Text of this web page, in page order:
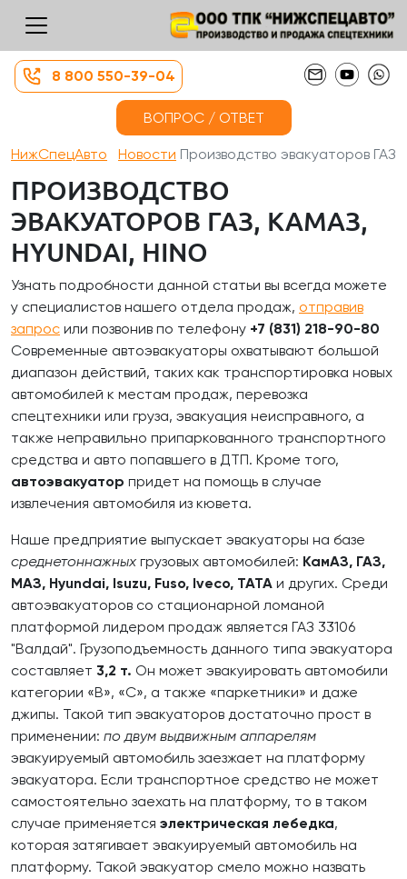
8 800 550-39-04
ВОПРОС / ОТВЕТ
НижСпецАвто Новости Производство эвакуаторов ГАЗ, ...
ПРОИЗВОДСТВО
ЭВАКУАТОРОВ ГАЗ, КАМАЗ,
HYUNDAI, HINO
Узнать подробности данной статьи вы всегда можете
у специалистов нашего отдела продаж, отправив
запрос или позвонив по телефону +7 (831) 218-90-80
Современные автоэвакуаторы охватывают большой
диапазон действий, таких как транспортировка новых
автомобилей к местам продаж, перевозка
спецтехники или груза, эвакуация неисправного, а
также неправильно припаркованного транспортного
средства и авто попавшего в ДТП. Кроме того,
автоэвакуатор придет на помощь в случае
извлечения автомобиля из кювета.
Наше предприятие выпускает эвакуаторы на базе
среднетоннажных грузовых автомобилей: КамАЗ, ГАЗ,
МАЗ, Hyundai, Isuzu, Fuso, Iveco, ТАТА и других. Среди
автоэвакуаторов со стационарной ломаной
платформой лидером продаж является ГАЗ 33106
"Валдай". Грузоподъемность данного типа эвакуатора
составляет 3,2 т. Он может эвакуировать автомобили
категории «В», «С», а также «паркетники» и даже
джипы. Такой тип эвакуаторов достаточно прост в
применении: по двум выдвижным аппарелям
эвакуируемый автомобиль заезжает на платформу
эвакуатора. Если транспортное средство не может
самостоятельно заехать на платформу, то в таком
случае применяется электрическая лебедка,
которая затягивает эвакуируемый автомобиль на
платформу. Такой эвакуатор смело можно назвать